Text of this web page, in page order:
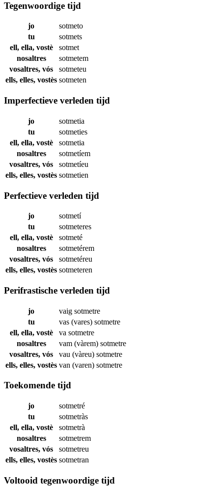
Tegenwoordige tijd
jo
sotmeto
tu
sotmets
ell, ella, vostè
sotmet
nosaltres
sotmetem
vosaltres, vós
sotmeteu
ells, elles, vostès sotmeten
Imperfectieve verleden tijd
jo
sotmetia
tu
sotmeties
ell, ella, vostè
sotmetia
nosaltres
sotmetíem
vosaltres, vós
sotmetíeu
ells, elles, vostès sotmetien
Perfectieve verleden tijd
jo
sotmetí
tu
sotmeteres
ell, ella, vostè
sotmeté
nosaltres
sotmetérem
vosaltres, vós
sotmetéreu
ells, elles, vostès sotmeteren
Perifrastische verleden tijd
jo vaig sotmetre
tu
vas (vares) sotmetre
ell, ella, vostè
va sotmetre
nosaltres
vam (vàrem) sotmetre
vosaltres, vós
vau (vàreu) sotmetre
ells, elles, vostès van (varen) sotmetre
Toekomende tijd
jo
sotmetré
tu
sotmetràs
ell, ella, vostè
sotmetrà
nosaltres
sotmetrem
vosaltres, vós
sotmetreu
ells, elles, vostès sotmetran
Voltooid tegenwoordige tijd